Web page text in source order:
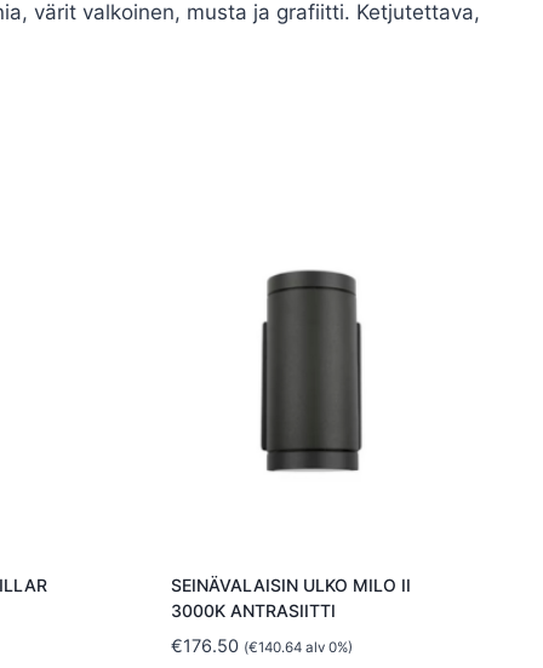
värit valkoinen, musta ja grafiitti. Ketjutettava,
SEINÄVALAISIN ULKO MILO II
3000K ANTRASIITTI
€176.50 (€140.64 alv 0%)